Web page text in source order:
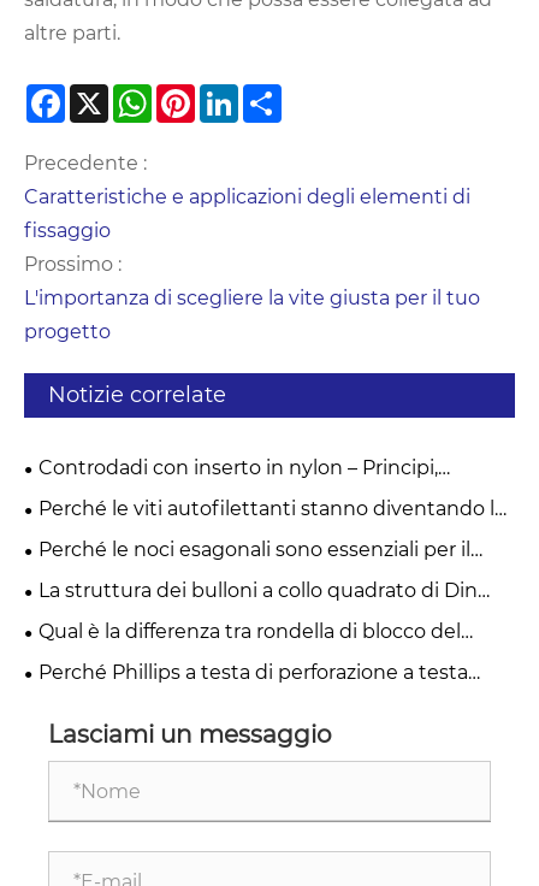
altre parti.
Facebook
X WhatsApp
PinterestLinkedIn
Precedente :
Caratteristiche e applicazioni degli elementi di
fissaggio
Prossimo :
L'importanza di scegliere la vite giusta per il tuo
progetto
Notizie correlate
Controdadi con inserto in nylon – Principi,
vantaggi e guida pratica all'applicazione
Perché le viti autofilettanti stanno diventando lo
standard di riferimento per i fissaggi antivibranti
Perché le noci esagonali sono essenziali per il
fissaggio forte e affidabile?
La struttura dei bulloni a collo quadrato di Din
608 Flat Countersunk influisce sul gruppo
Qual è la differenza tra rondella di blocco del
colletto e rondelle ordinarie?
Perché Phillips a testa di perforazione a testa
testa?
Lasciami un messaggio